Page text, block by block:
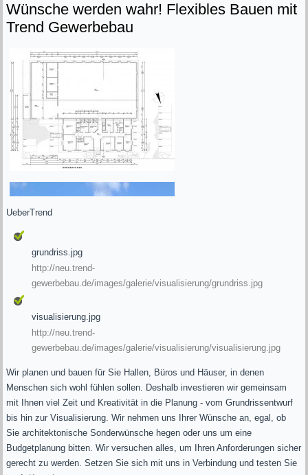
Wünsche werden wahr! Flexibles Bauen mit
Trend Gewerbebau
UeberTrend
grundriss.jpg
http://neu.trend-
gewerbebau.de/images/galerie/visualisierung/grundriss.jpg
visualisierung.jpg
http://neu.trend-
gewerbebau.de/images/galerie/visualisierung/visualisierung.jpg
Wir planen und bauen für Sie Hallen, Büros und Häuser, in denen
Menschen sich wohl fühlen sollen. Deshalb investieren wir gemeinsam
mit Ihnen viel Zeit und Kreativität in die Planung - vom Grundrissentwurf
bis hin zur Visualisierung. Wir nehmen uns Ihrer Wünsche an, egal, ob
Sie architektonische Sonderwünsche hegen oder uns um eine
Budgetplanung bitten. Wir versuchen alles, um Ihren Anforderungen sicher
gerecht zu werden. Setzen Sie sich mit uns in Verbindung und testen Sie